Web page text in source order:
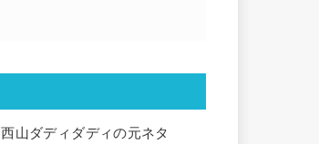
西山ダディダディの元ネタ